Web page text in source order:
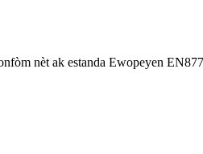
nèt ak estanda Ewopeyen